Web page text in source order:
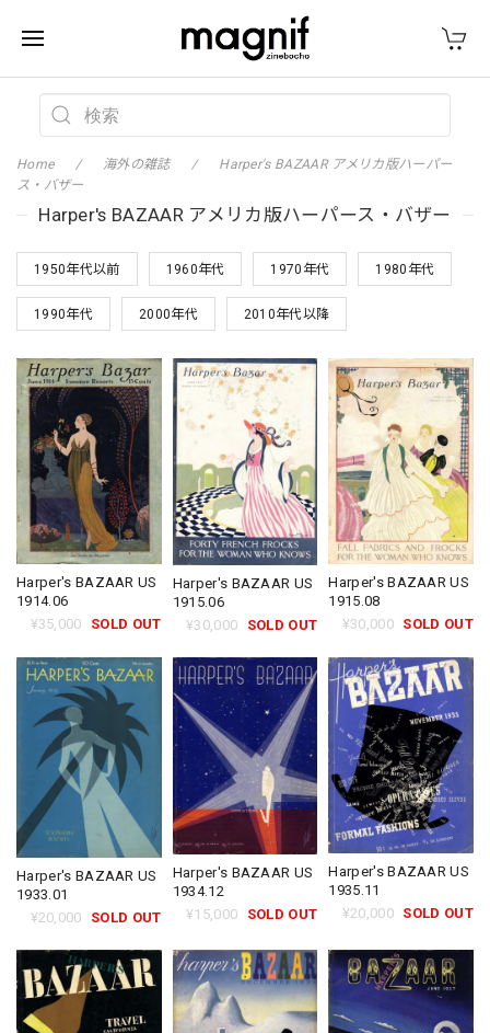
Home 海外の雑誌
Harper's BAZAAR アメリカ版ハーパー
ス・バザー
Harper's BAZAAR アメリカ版ハーパース・バザー
1950年代以前 1960年代 1970年代 1980年代
1990年代 2000年代 2010年代以降
Harper's BAZAAR US
1914.06
¥35,000
SOLD OUT
Harper's BAZAAR US
1915.06
¥30,000
SOLD OUT
Harper's BAZAAR US
1915.08
¥30,000 SOLD OUT
Harper's BAZAAR US
1933.01
¥20,000
SOLD OUT
Harper's BAZAAR US
1934.12
¥15,000
SOLD OUT
Harper's BAZAAR US
1935.11
¥20,000 SOLD OUT